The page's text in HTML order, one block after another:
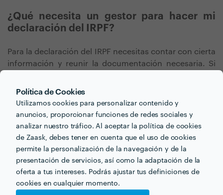
Política de Cookies
Utilizamos cookies para personalizar contenido y
anuncios, proporcionar funciones de redes sociales y
analizar nuestro tráfico. Al aceptar la política de cookies
de Zaask, debes tener en cuenta que el uso de cookies
permite la personalización de la navegación y de la
presentación de servicios, así como la adaptación de la
oferta a tus intereses. Podrás ajustar tus definiciones de
cookies en cualquier momento.
¿Qué necesita un gestor para hacer mi
declaración del IRPF?
Para la declaración del IRPF necesitas contar con cierta
información y reunir la documentación necesaria. Si
puedes ir organizando los papeles. Vas a necesitar:
La clave de Hacienda de datos fiscales.
Fotocopias de tu DNI y del cónyuge, si lo hubiera.
Fotocopias del Libro de Familia.
Certificado de invalidez, propio o de una persona
a cargo.
Certificado de aportes a un plan de pensión.
Certificado de cuentas corrientes, libretas de
ahorro, plazos fijos, fondos de inversión o